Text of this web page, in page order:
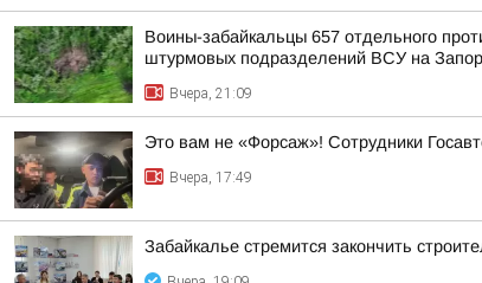
Воины-забайкальцы 657 отдельного
штурмовых подразделений ВСУ на
Вчера, 21:09
Это вам не «Форсаж»! Сотрудники
Вчера, 17:49
Забайкалье стремится закончить